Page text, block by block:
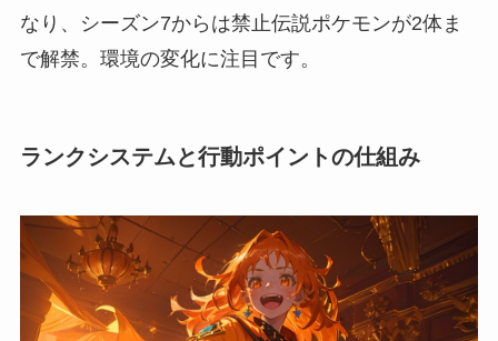
なり、シーズン7からは禁止伝説ポケモンが2体ま
で解禁。環境の変化に注目です。
ランクシステムと行動ポイントの仕組み